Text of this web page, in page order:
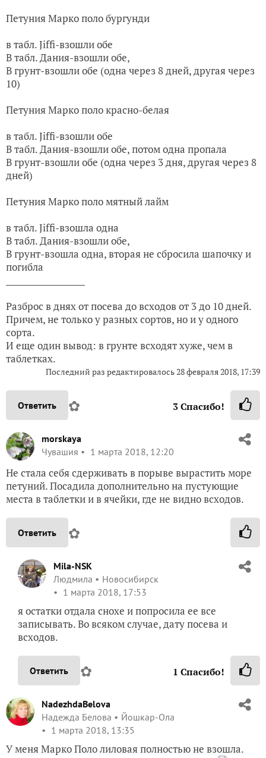
Петуния Марко поло бургунди
в табл. Jiffi-взошли обе
В табл. Дания-взошли обе,
В грунт-взошли обе (одна через 8 дней, другая через
10)
Петуния Марко поло красно-белая
в табл. Jiffi-взошли обе
В табл. Дания-взошли обе, потом одна пропала
В грунт-взошли обе (одна через 3 дня, другая через 8
дней)
Петуния Марко поло мятный лайм
в табл. Jiffi-взошла одна
В табл. Дания-взошли обе,
В грунт-взошла одна, вторая не сбросила шапочку и
погибла
Разброс в днях от посева до всходов от 3 до 10 дней.
Причем, не только у разных сортов, но и у одного
сорта.
И еще один вывод: в грунте всходят хуже, чем в
таблетках.
Последний раз редактировалось28 февраля 2018, 17:39
Ответить ✿ 3Спасибо!
morskaya
Чувашия
1 марта 2018, 12:20
Не стала себя сдерживать в порыве вырастить море
петуний. Посадила дополнительно на пустующие
места в таблетки и в ячейки, где не видно всходов.
Ответить ✿
Mila-NSK
Людмила
Новосибирск
1 марта 2018, 17:53
я остатки отдала снохе и попросила ее все
записывать. Во всяком случае, дату посева и
всходов.
Ответить ✿ 1 Спасибо!
NadezhdaBelova
Надежда Белова
Йошкар-Ола
1 марта 2018, 13:35
У меня Марко Поло лиловая полностью не взошла.